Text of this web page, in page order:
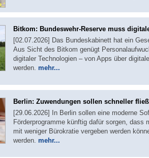
Bitkom: Bundeswehr-Reserve muss
[02.07.2026] Das Bundeskabinett hat ein
Aus Sicht des Bitkom genügt
digitaler Technologien – von Apps über
werden. mehr...
Berlin: Zuwendungen sollen schneller
[29.06.2026] In Berlin sollen eine moderne
Förderprogramme künftig dafür sorgen, dass
mit weniger Bürokratie vergeben werden
werden. mehr...